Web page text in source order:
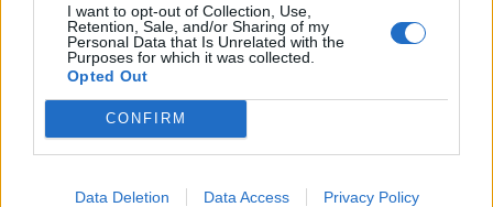
I want to opt-out of Collection, Use,
Retention, Sale, and/or Sharing of my
Personal Data that Is Unrelated with the
Purposes for which it was collected.
Opted Out
CONFIRM
Data Deletion Data Access Privacy Policy